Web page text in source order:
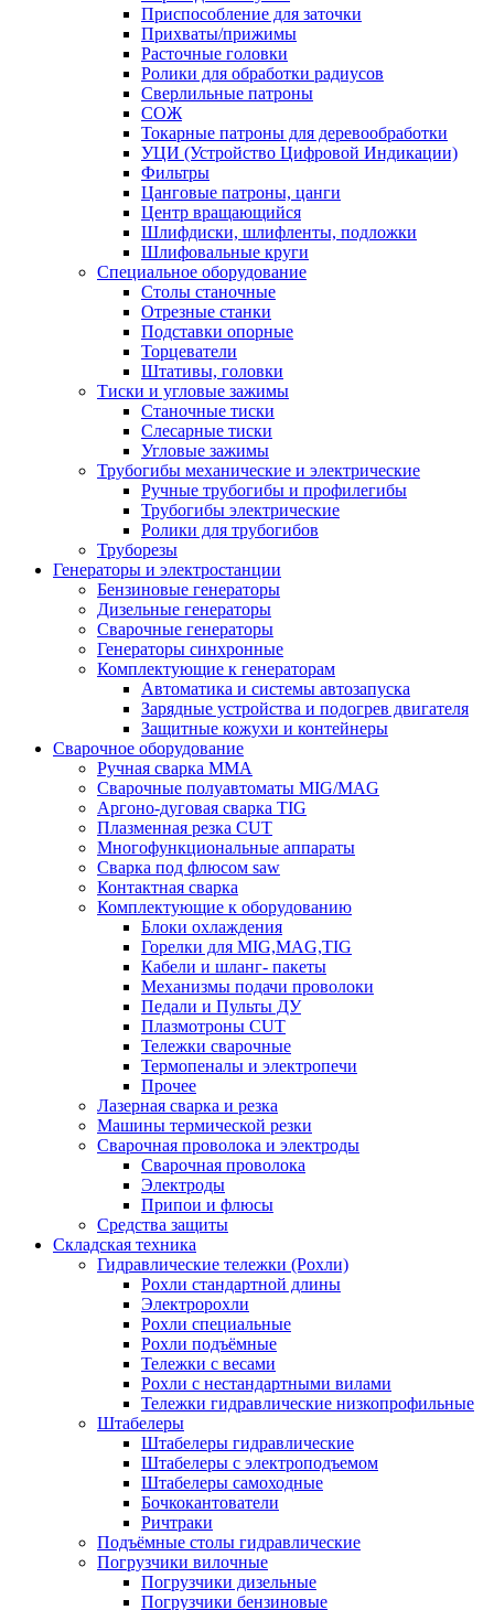
Приспособление для заточки
Прихваты/прижимы
Расточные головки
Ролики для обработки радиусов
Сверлильные патроны
СОЖ
Токарные патроны для деревообработки
УЦИ (Устройство Цифровой Индикации)
Фильтры
Цанговые патроны, цанги
Центр вращающийся
Шлифдиски, шлифленты, подложки
Шлифовальные круги
Специальное оборудование
Столы станочные
Отрезные станки
Подставки опорные
Торцеватели
Штативы, головки
Тиски и угловые зажимы
Станочные тиски
Слесарные тиски
Угловые зажимы
Трубогибы механические и электрические
Ручные трубогибы и профилегибы
Трубогибы электрические
Ролики для трубогибов
Труборезы
Генераторы и электростанции
Бензиновые генераторы
Дизельные генераторы
Сварочные генераторы
Генераторы синхронные
Комплектующие к генераторам
Автоматика и системы автозапуска
Зарядные устройства и подогрев двигателя
Защитные кожухи и контейнеры
Сварочное оборудование
Ручная сварка MMA
Сварочные полуавтоматы MIG/MAG
Аргоно-дуговая сварка TIG
Плазменная резка CUT
Многофункциональные аппараты
Сварка под флюсом saw
Контактная сварка
Комплектующие к оборудованию
Блоки охлаждения
Горелки для MIG,MAG,TIG
Кабели и шланг- пакеты
Механизмы подачи проволоки
Педали и Пульты ДУ
Плазмотроны CUT
Тележки сварочные
Термопеналы и электропечи
Прочее
Лазерная сварка и резка
Машины термической резки
Сварочная проволока и электроды
Сварочная проволока
Электроды
Припои и флюсы
Средства защиты
Складская техника
Гидравлические тележки (Рохли)
Рохли стандартной длины
Электророхли
Рохли специальные
Рохли подъёмные
Тележки с весами
Рохли с нестандартными вилами
Тележки гидравлические низкопрофильные
Штабелеры
Штабелеры гидравлические
Штабелеры с электроподъемом
Штабелеры самоходные
Бочкокантователи
Ричтраки
Подъёмные столы гидравлические
Погрузчики вилочные
Погрузчики дизельные
Погрузчики бензиновые